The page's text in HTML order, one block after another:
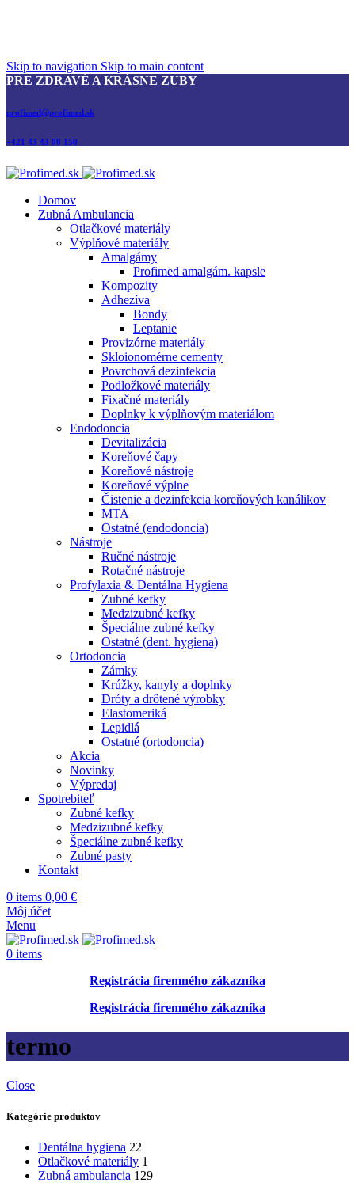
Skip to navigation Skip to main content
PRE ZDRAVÉ A KRÁSNE ZUBY
profimed@profimed.sk
+421 43 43 00 150
Domov
Zubná Ambulancia
Otlačkové materiály
Výplňové materiály
Amalgámy
Profimed amalgám. kapsle
Kompozity
Adhezíva
Bondy
Leptanie
Provizórne materiály
Skloionomérne cementy
Povrchová dezinfekcia
Podložkové materiály
Fixačné materiály
Doplnky k výplňovým materiálom
Endodoncia
Devitalizácia
Koreňové čapy
Koreňové nástroje
Koreňové výplne
Čistenie a dezinfekcia koreňových kanálikov
MTA
Ostatné (endodoncia)
Nástroje
Ručné nástroje
Rotačné nástroje
Profylaxia & Dentálna Hygiena
Zubné kefky
Medzizubné kefky
Špeciálne zubné kefky
Ostatné (dent. hygiena)
Ortodoncia
Zámky
Krúžky, kanyly a doplnky
Dróty a drôtené výrobky
Elastomeriká
Lepidlá
Ostatné (ortodoncia)
Akcia
Novinky
Výpredaj
Spotrebiteľ
Zubné kefky
Medzizubné kefky
Špeciálne zubné kefky
Zubné pasty
Kontakt
0 items 0,00 €
Môj účet
Menu
0 items
Registrácia firemného zákazníka
Registrácia firemného zákazníka
termo
Close
Kategórie produktov
Dentálna hygiena 22
Otlačkové materiály 1
Zubná ambulancia 129